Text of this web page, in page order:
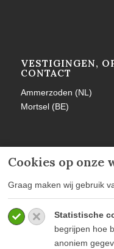
Cookies op onze
Graag maken wij gebruik
Statistische
begrijpen hoe
anoniem
VESTIGINGEN,
CONTACT
Ammerzoden (NL)
Mortsel (BE)
MEER
Privacy policy
Algemene
Veelgestelde vragen